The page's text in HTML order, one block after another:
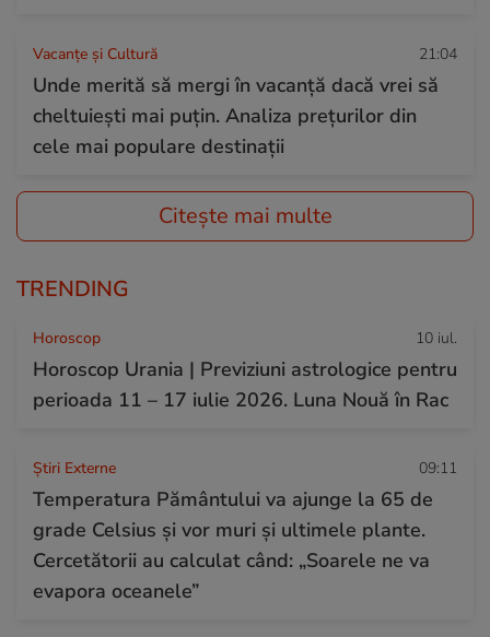
Vacanțe și Cultură 21:04
Unde merită să mergi în vacanță dacă vrei să
cheltuiești mai puțin. Analiza prețurilor din
cele mai populare destinații
Citește mai multe
TRENDING
Horoscop 10 iul.
Horoscop Urania | Previziuni astrologice pentru
perioada 11 – 17 iulie 2026. Luna Nouă în Rac
Știri Externe 09:11
Temperatura Pământului va ajunge la 65 de
grade Celsius și vor muri și ultimele plante.
Cercetătorii au calculat când: „Soarele ne va
evapora oceanele”